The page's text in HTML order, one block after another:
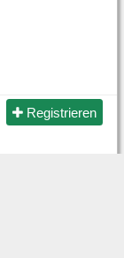
Registrieren